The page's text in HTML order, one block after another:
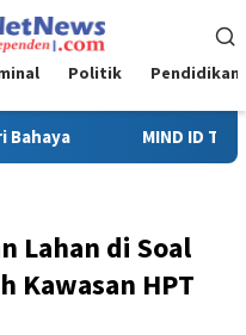
Politik Pendidikan
Penuh Bagi PT Vale di
Lahan di Soal
Kawasan HPT